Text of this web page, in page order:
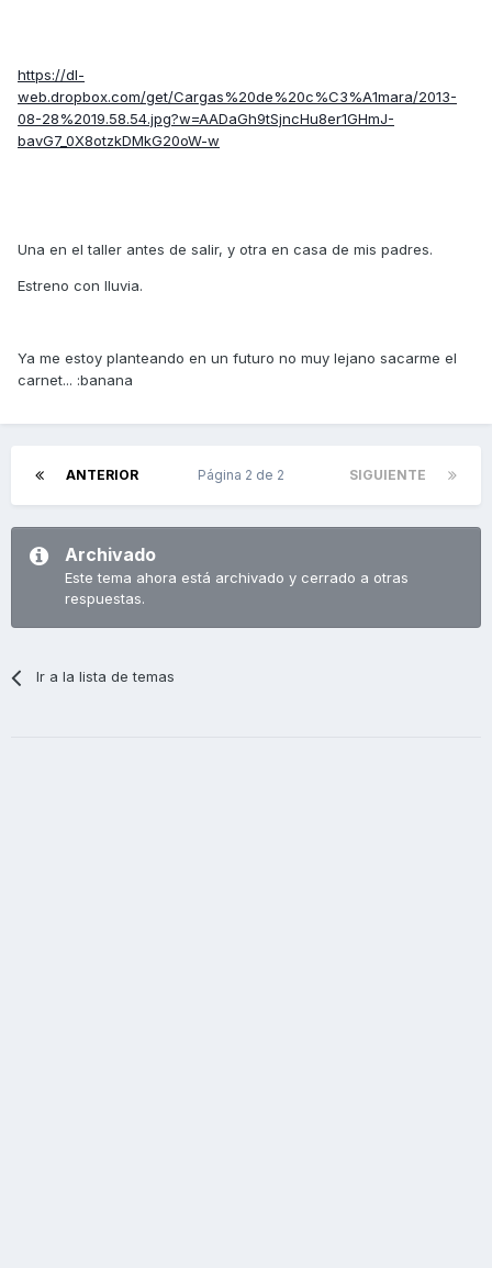
https://dl-
web.dropbox.com/get/Cargas%20de%20c%C3%A1mara/2013-
08-28%2019.58.54.jpg?w=AADaGh9tSjncHu8er1GHmJ-
bavG7_0X8otzkDMkG20oW-w
Una en el taller antes de salir, y otra en casa de mis padres.
Estreno con lluvia.
Ya me estoy planteando en un futuro no muy lejano sacarme el
carnet... :banana
ANTERIOR SIGUIENTE
Página 2 de 2
Archivado
Este tema ahora está archivado y cerrado a otras
respuestas.
Ir a la lista de temas